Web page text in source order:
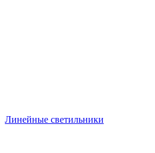
Линейные светильники